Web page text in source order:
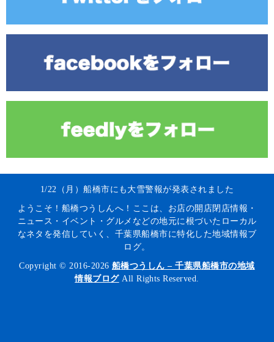
1/22（月）船橋市にも大雪警報が発表されました
ようこそ！船橋つうしんへ！ここは、お店の開店閉店情報・
ニュース・イベント・グルメなどの地元に根づいたローカル
なネタを発信していく、千葉県船橋市に特化した地域情報ブ
ログ。
Copyright © 2016-2026 船橋つうしん – 千葉県船橋市の地域
情報ブログAll Rights Reserved.